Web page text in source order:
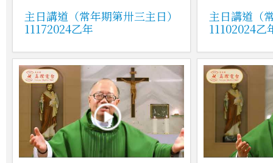
主日講道（常年期第卅三主日）
11172024乙年
主日講道（
11102024乙